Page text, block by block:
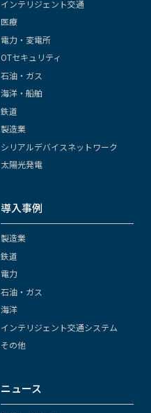
インテリジェント交通
医療
電力・変電所
OTセキュリティ
石油・ガス
海洋・船舶
鉄道
製造業
シリアルデバイスネットワーク
太陽光発電
導入事例
製造業
鉄道
電力
石油・ガス
海洋
インテリジェント交通システム
その他
ニュース